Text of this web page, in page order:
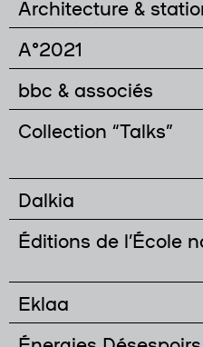
Architecture &
A°2021
bbc & associés
Collection “Talks”
Dalkia
Éditions de l’École
Eklaa